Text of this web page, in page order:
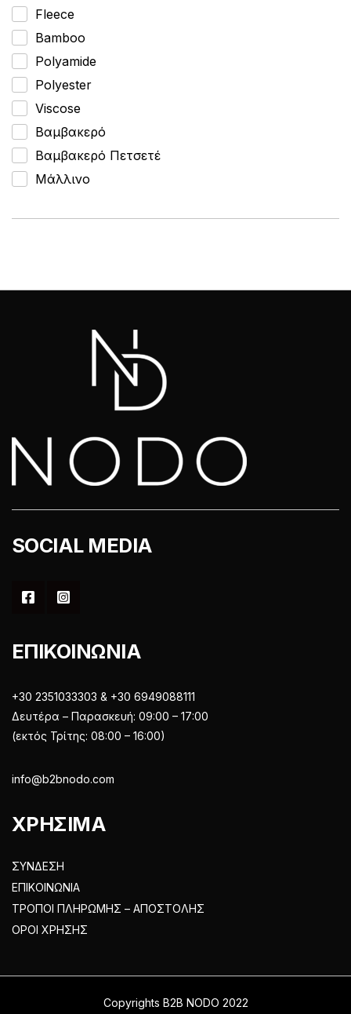
Φυτά
Χαρακτήρες
Χριστουγεννιάτικα
Fleece
Bamboo
Polyamide
Polyester
Viscose
Βαμβακερό
Βαμβακερό Πετσετέ
Μάλλινο
SOCIAL MEDIA
ΕΠΙΚΟΙΝΩΝΙΑ
+30 2351033303 & +30 6949088111
Δευτέρα – Παρασκευή: 09:00 – 17:00
(εκτός Τρίτης: 08:00 – 16:00)
info@b2bnodo.com
ΧΡΗΣΙΜΑ
ΣΥΝΔΕΣΗ
ΕΠΙΚΟΙΝΩΝΙΑ
ΤΡΟΠΟΙ ΠΛΗΡΩΜΗΣ – ΑΠΟΣΤΟΛΗΣ
ΟΡΟΙ ΧΡΗΣΗΣ
Copyrights B2B NODO 2022